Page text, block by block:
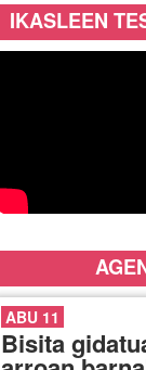
IKASLEEN
ABU 11
Bisita